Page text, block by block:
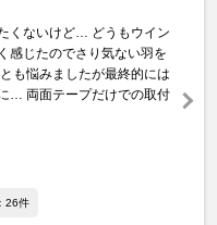
くないけど… どうもウイン
感じたのでさり気ない羽を
も悩みましたが最終的には
… 両面テープだけでの取付
26件